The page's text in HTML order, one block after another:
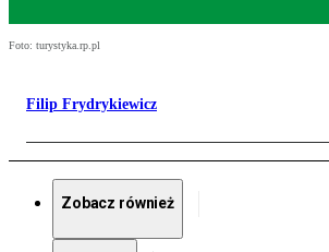
Foto: turystyka.rp.pl
Filip Frydrykiewicz
Zobacz również